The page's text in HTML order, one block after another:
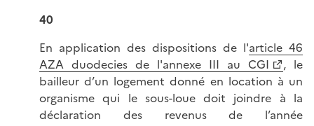
40
En application des dispositions de l'article 46
AZA duodecies de l'annexe III au CGI
, le
bailleur d’un logement donné en location à un
organisme qui le sous-loue doit joindre à la
déclaration des revenus de l’année